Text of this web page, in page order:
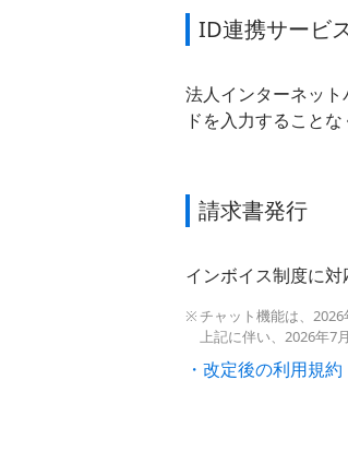
ID連携サービ
法人インターネッ
ドを入力すること
請求書発行
インボイス制度に対
チャット機能は、2026
上記に伴い、2026年7
・改定後の利用規約